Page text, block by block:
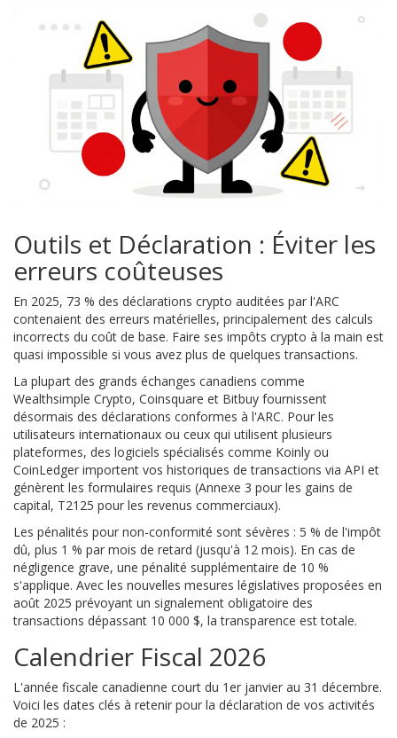
Outils et Déclaration : Éviter les
erreurs coûteuses
En 2025, 73 % des déclarations crypto auditées par l'ARC
contenaient des erreurs matérielles, principalement des calculs
incorrects du coût de base. Faire ses impôts crypto à la main est
quasi impossible si vous avez plus de quelques transactions.
La plupart des grands échanges canadiens comme
Wealthsimple Crypto, Coinsquare et Bitbuy fournissent
désormais des déclarations conformes à l'ARC. Pour les
utilisateurs internationaux ou ceux qui utilisent plusieurs
plateformes, des logiciels spécialisés comme Koinly ou
CoinLedger importent vos historiques de transactions via API et
génèrent les formulaires requis (Annexe 3 pour les gains de
capital, T2125 pour les revenus commerciaux).
Les pénalités pour non-conformité sont sévères : 5 % de l'impôt
dû, plus 1 % par mois de retard (jusqu'à 12 mois). En cas de
négligence grave, une pénalité supplémentaire de 10 %
s'applique. Avec les nouvelles mesures législatives proposées en
août 2025 prévoyant un signalement obligatoire des
transactions dépassant 10 000 $, la transparence est totale.
Calendrier Fiscal 2026
L'année fiscale canadienne court du 1er janvier au 31 décembre.
Voici les dates clés à retenir pour la déclaration de vos activités
de 2025 :